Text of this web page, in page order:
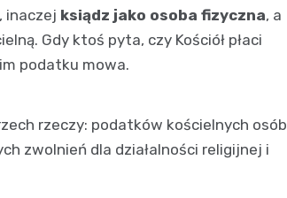
, inaczej ksiądz jako osoba fizyczna, a
Gdy ktoś pyta, czy Kościół płaci
podatku mowa.
rzeczy: podatków kościelnych osób
zwolnień dla działalności religijnej i